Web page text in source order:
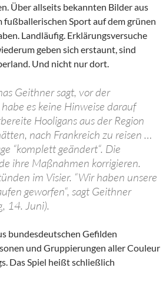
Über allseits bekannten Bilder aus
fußballerischen Sport auf dem grünen
Landläufig. Erklärungsversuche
geben sich erstaunt, sind
Und nicht nur dort.
Geithner sagt, vor der
es keine Hinweise darauf
Hooligans aus der Region
nach Frankreich zu reisen …
“komplett geändert“. Die
ihre Maßnahmen korrigieren.
im Visier. “Wir haben unsere
geworfen“, sagt Geithner
, 14. Juni).
bundesdeutschen Gefilden
und Gruppierungen aller Couleur
Das Spiel heißt schließlich